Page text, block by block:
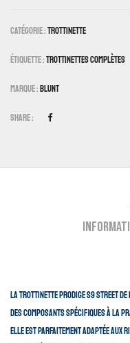
Catégorie :Trottinette
Étiquette :Trottinettes Complètes
Marque : Blunt
Share :
La trottinette Prodige S9 Street de
des composants spécifiques à la
Elle est parfaitement adaptée aux